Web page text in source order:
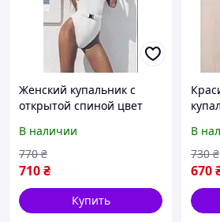
Женский купальник с
открытой спиной цвет
В наличии
710₴
770 ₴
Купить
В
670
730 ₴